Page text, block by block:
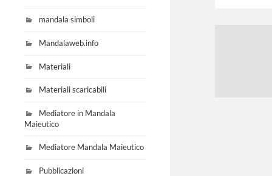
mandala simboli
Mandalaweb.info
Materiali
Materiali scaricabili
Mediatore in Mandala
Maieutico
Mediatore Mandala Maieutico
Pubblicazioni